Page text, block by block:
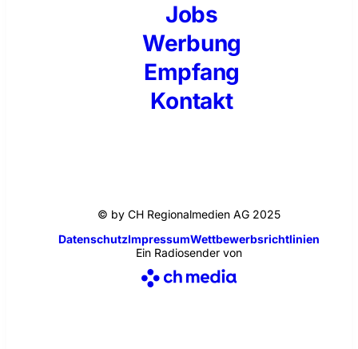
Jobs
Werbung
Empfang
Kontakt
© by CH Regionalmedien AG 2025
DatenschutzImpressumWettbewerbsrichtlinien
Ein Radiosender von